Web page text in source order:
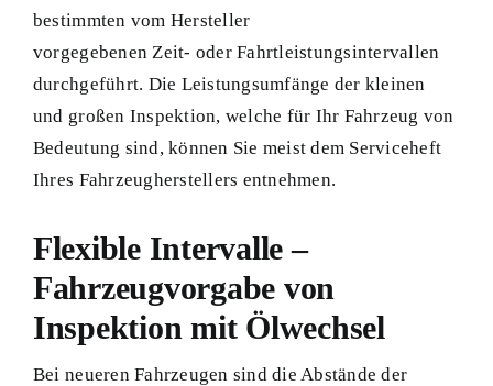
bestimmten vom Hersteller
vorgegebenen Zeit- oder Fahrtleistungsintervallen
durchgeführt. Die Leistungsumfänge der kleinen
und großen Inspektion, welche für Ihr Fahrzeug von
Bedeutung sind, können Sie meist dem Serviceheft
Ihres Fahrzeugherstellers entnehmen.
Flexible Intervalle –
Fahrzeugvorgabe von
Inspektion mit Ölwechsel
Bei neueren Fahrzeugen sind die Abstände der